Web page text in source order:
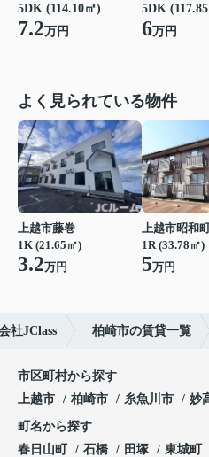
5DK (114.10㎡)
7.2万円
5DK
6万円
よく見られている物件
上越市藤巻
1K (21.65㎡)
3.2万円
上越市昭和
1R (33.78㎡)
5万円
社JClass 柏崎市の賃貸一覧
市区町村から探す
上越市
柏崎市 糸魚川市 妙
町名から探す
春日山町
石橋 田塚 東城町